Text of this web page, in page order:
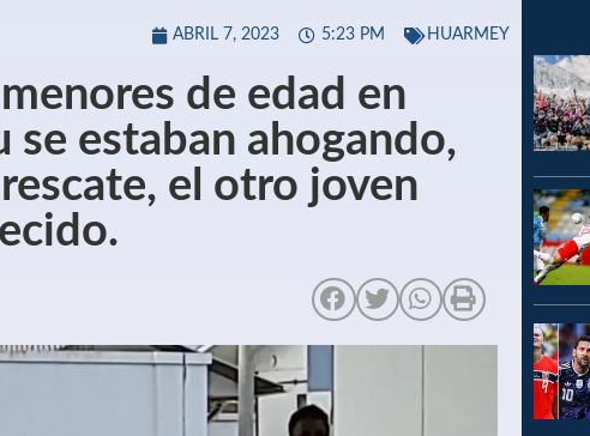
ABRIL 7, 2023 5:23 PM HUARMEY
de edad en
se estaban ahogando,
el otro joven